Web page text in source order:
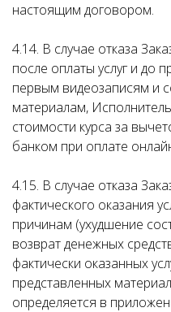
настоящим договором.
4.14. В случае отказа
после оплаты услуг и до
первым видеозаписям и
материалам,
стоимости курса за
банком при оплате
4.15. В случае отказа
фактического оказания
причинам (ухудшение
возврат денежных
фактически оказанных
представленных
определяется в